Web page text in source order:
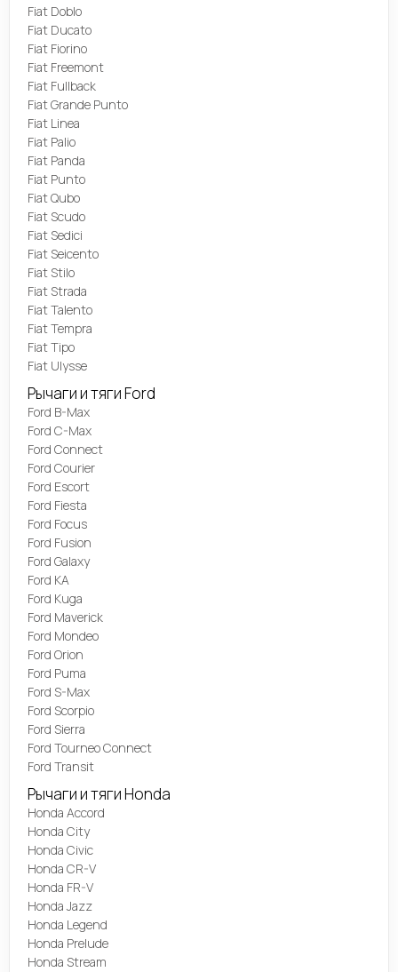
Fiat Doblo
Fiat Ducato
Fiat Fiorino
Fiat Freemont
Fiat Fullback
Fiat Grande Punto
Fiat Linea
Fiat Palio
Fiat Panda
Fiat Punto
Fiat Qubo
Fiat Scudo
Fiat Sedici
Fiat Seicento
Fiat Stilo
Fiat Strada
Fiat Talento
Fiat Tempra
Fiat Tipo
Fiat Ulysse
Рычаги и тяги Ford
Ford B-Max
Ford C-Max
Ford Connect
Ford Courier
Ford Escort
Ford Fiesta
Ford Focus
Ford Fusion
Ford Galaxy
Ford KA
Ford Kuga
Ford Maverick
Ford Mondeo
Ford Orion
Ford Puma
Ford S-Max
Ford Scorpio
Ford Sierra
Ford Tourneo Connect
Ford Transit
Рычаги и тяги Honda
Honda Accord
Honda City
Honda Civic
Honda CR-V
Honda FR-V
Honda Jazz
Honda Legend
Honda Prelude
Honda Stream